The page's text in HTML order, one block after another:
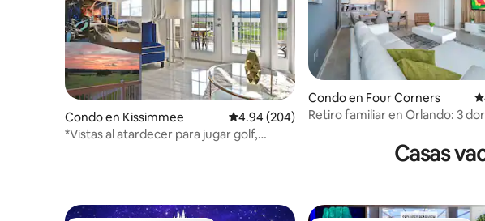
Condo en Kissimmee Calificación promedio: 4.94 de 5, 204 reseñas
4.94 (204)
*Vistas al atardecer para jugar golf,
Condo en Four Corners
Retiro familiar en Orlando: 3
Casas